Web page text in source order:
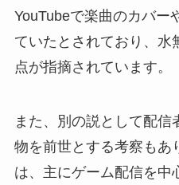
YouTubeで楽曲のカバー
ていたとされており、水
点が指摘されています。
また、別の説として配信
物を前世とする考察もあ
は、主にゲーム配信を中